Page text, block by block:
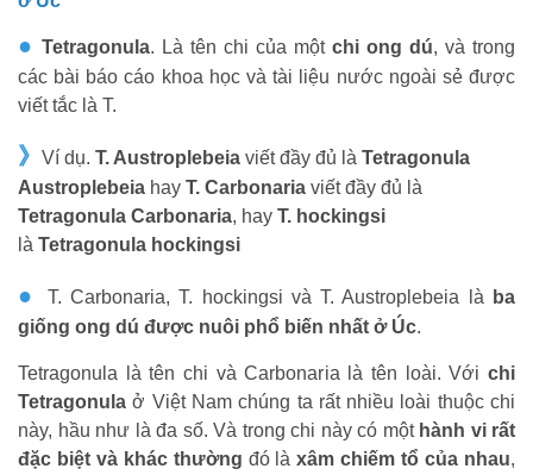
● Tetragonula. Là tên chi của một chi ong dú, và trong
các bài báo cáo khoa học và tài liệu nước ngoài sẻ được
viết tắc là T.
》 Ví dụ. T. Austroplebeia viết đầy đủ là Tetragonula
Austroplebeia hay T. Carbonaria viết đầy đủ là
Tetragonula Carbonaria, hay T. hockingsi
là Tetragonula hockingsi
● T. Carbonaria,T. hockingsi vàT. Austroplebeia là
ba
giống ong dú được nuôi phổ biến nhất ở Úc.
Tetragonula là tên chi và Carbonaria là tên loài. Với chi
Tetragonula ở Việt Nam chúng ta rất nhiều loài thuộc chi
này, hầu như là đa số. Và trong chi này có một hành vi rất
đặc biệt và khác thường đó làxâm chiếm tổ của nhau,